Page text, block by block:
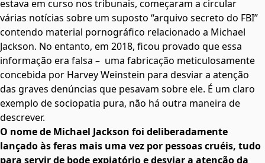
estava em curso nos tribunais, começaram a circular
várias notícias sobre um suposto “arquivo secreto do FBI”
contendo material pornográfico relacionado a Michael
Jackson. No entanto, em 2018, ficou provado que essa
informação era falsa – uma fabricação meticulosamente
concebida por Harvey Weinstein para desviar a atenção
das graves denúncias que pesavam sobre ele. É um claro
exemplo de sociopatia pura, não há outra maneira de
descrever.
O nome de Michael Jackson foi deliberadamente
lançado às feras mais uma vez por pessoas cruéis, tudo
para servir de bode expiatório e desviar a atenção da